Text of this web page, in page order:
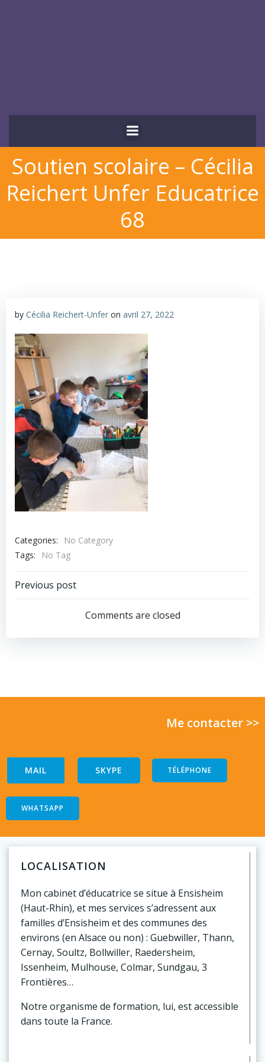
Soutien scolaire – Cécilia
Reichert Unfer Educatrice
68
by Cécilia Reichert-Unfer on avril 27, 2022
Categories:
No Category
Tags:
No Tag
Post
navigation
Previous post
Comments are closed
Me contacter >>
MAIL SKYPE TÉLÉPHONE
WHATSAPP
LOCALISATION
Mon cabinet d’éducatrice se situe à Ensisheim
(Haut-Rhin), et mes services s’adressent aux
familles d’Ensisheim et des communes des
environs (en Alsace ou non) : Guebwiller, Thann,
Cernay, Soultz, Bollwiller, Raedersheim,
Issenheim, Mulhouse, Colmar, Sundgau, 3
Frontières…
Notre organisme de formation, lui, est accessible
dans toute la France.